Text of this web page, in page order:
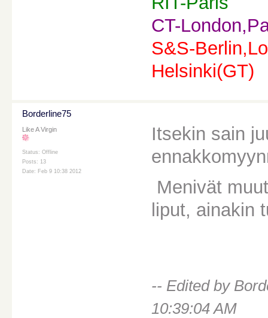
CT-
S&S-
Helsinki(GT)
Borderline75
Like A Virgin
Status: Offline
Posts: 13
Date: Feb 9 10:38 2012
Itsekin sain
Menivät
liput, ainakin
-- Edited by
10:39:04 AM